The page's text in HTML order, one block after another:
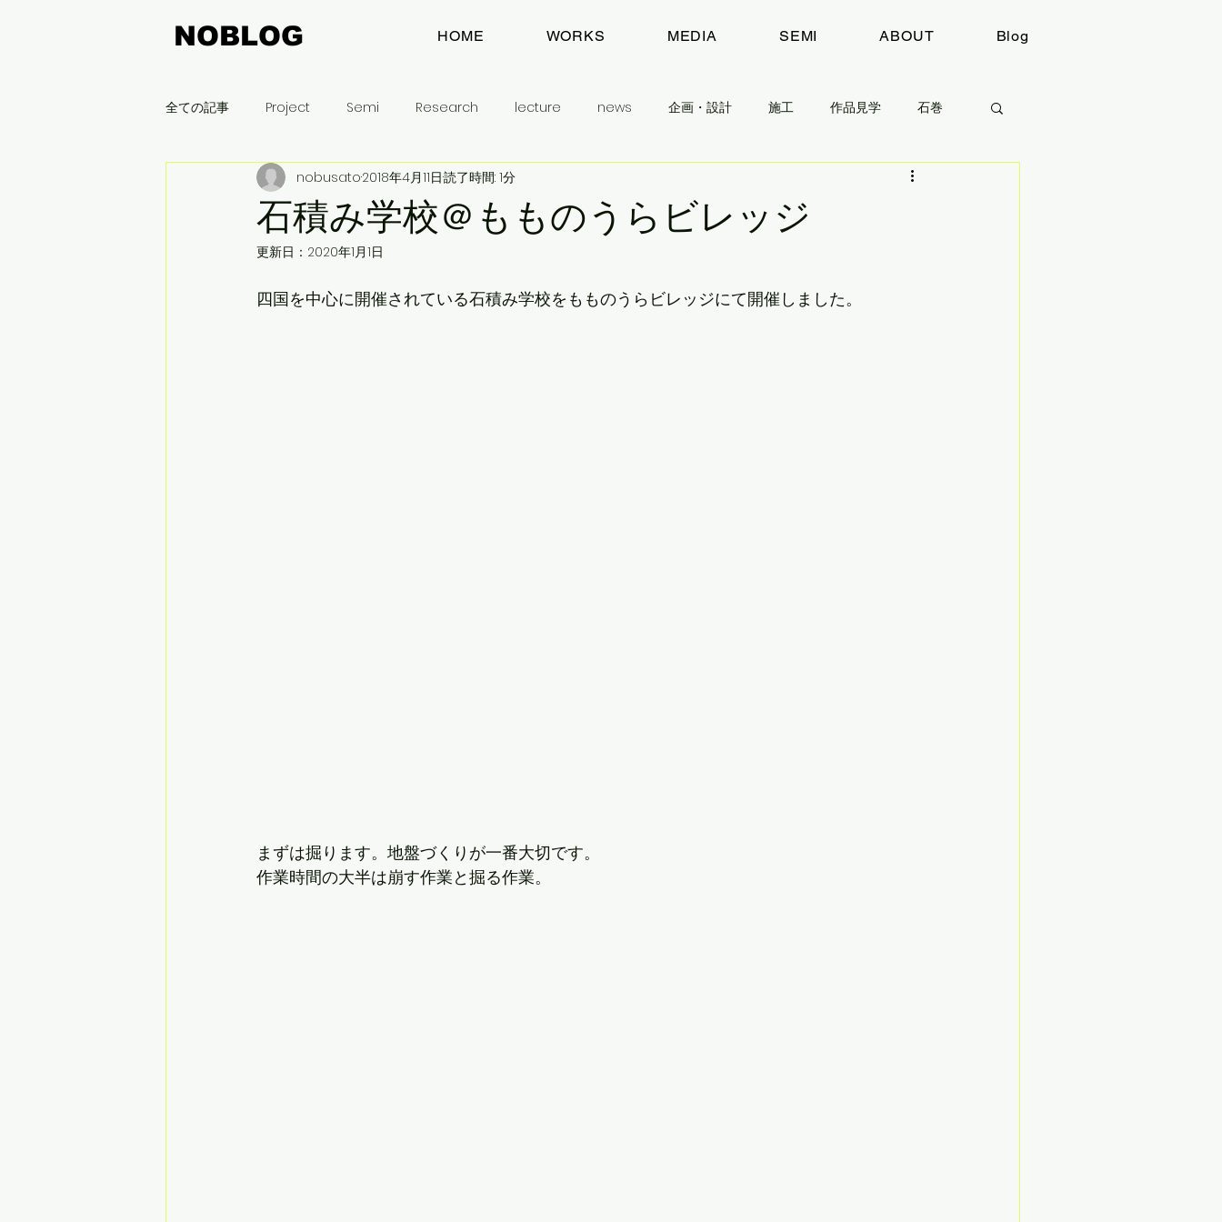
NOBLOG HOME WORKS MEDIA SEMI ABOUT Blog
全ての記事 Project Semi Research lecture news 企画・設計 施工 作品見学 石巻
木曽平沢 名古屋 建築とまちのお話 取材
まちづくり 刈谷 新潟
石積み学校＠もものうらビレッジ
nobusato2018年4月11日読了時間: 1分
更新日： 2020年1月1日
四国を中心に開催されている石積み学校をもものうらビレッジにて開催しました。
まずは掘ります。地盤づくりが一番大切です。
作業時間の大半は崩す作業と掘る作業。